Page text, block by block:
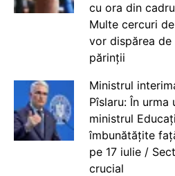
cu ora din
Multe cercuri
vor dispărea de
părinții
Ministrul
Pîslaru: În
ministrul
îmbunătățite
pe 17 iulie /
crucial